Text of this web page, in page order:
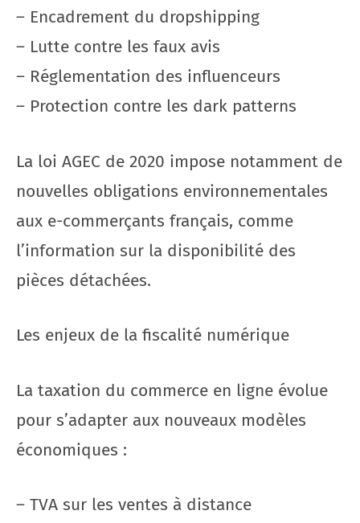
– Encadrement du dropshipping
– Lutte contre les faux avis
– Réglementation des influenceurs
– Protection contre les dark patterns
La loi AGEC de 2020 impose notamment de
nouvelles obligations environnementales
aux e-commerçants français, comme
l’information sur la disponibilité des
pièces détachées.
Les enjeux de la fiscalité numérique
La taxation du commerce en ligne évolue
pour s’adapter aux nouveaux modèles
économiques :
– TVA sur les ventes à distance